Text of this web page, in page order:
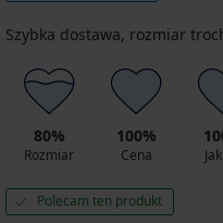
Szybka dostawa, rozmiar
80%
Rozmiar
100%
Cena
Polecam ten produkt